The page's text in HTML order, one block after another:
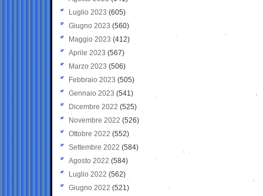
Luglio 2023 (605)
Giugno 2023 (560)
Maggio 2023 (412)
Aprile 2023 (567)
Marzo 2023 (506)
Febbraio 2023 (505)
Gennaio 2023 (541)
Dicembre 2022 (525)
Novembre 2022 (526)
Ottobre 2022 (552)
Settembre 2022 (584)
Agosto 2022 (584)
Luglio 2022 (562)
Giugno 2022 (521)